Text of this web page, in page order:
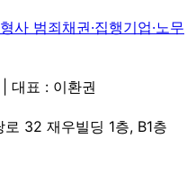
형사 범죄채권·집행기업·노무
대표 : 이환권
32 재우빌딩 1층, B1층